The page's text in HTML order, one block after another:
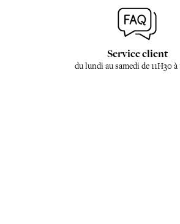
Service client
du lundi au samedi de 11H30 à